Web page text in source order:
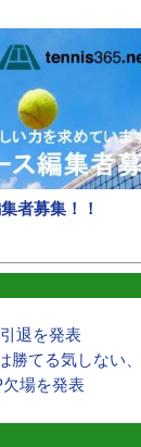
者募集！！
退を発表
勝てる気しない
欠場を発表